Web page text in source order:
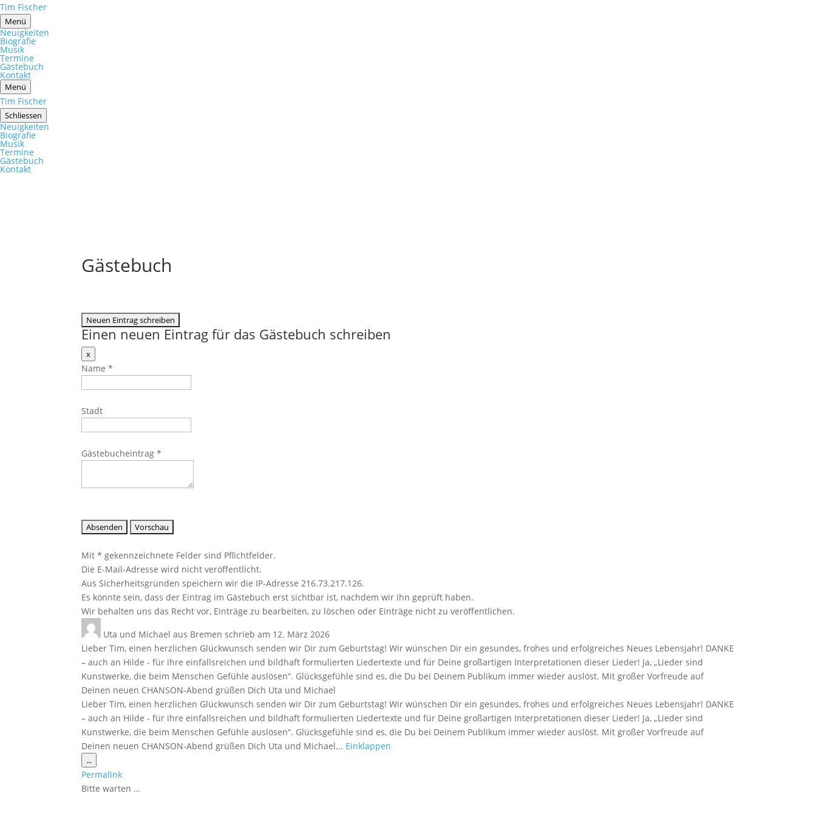
Tim Fischer
Menü
Neuigkeiten
Biografie
Musik
Termine
Gästebuch
Kontakt
Menü
Tim Fischer
Schliessen
Neuigkeiten
Biografie
Musik
Termine
Gästebuch
Kontakt
Gästebuch
Einen neuen Eintrag für das Gästebuch schreiben
xDieses
Formular
ausblenden
Name*
Stadt
Gästebucheintrag*
Mit * gekennzeichnete Felder sind Pflichtfelder.
Die E-Mail-Adresse wird nicht veröffentlicht.
Aus Sicherheitsgründen speichern wir die IP-Adresse 216.73.217.126.
Es könnte sein, dass der Eintrag im Gästebuch erst sichtbar ist, nachdem wir ihn geprüft haben.
Wir behalten uns das Recht vor, Einträge zu bearbeiten, zu löschen oder Einträge nicht zu veröffentlichen.
Uta und Michaelaus Bremen schrieb am 12. März 2026
Lieber Tim, einen herzlichen Glückwunsch senden wir Dir zum Geburtstag! Wir wünschen Dir ein gesundes, frohes und erfolgreiches Neues Lebensjahr! DANKE
– auch an Hilde - für ihre einfallsreichen und bildhaft formulierten Liedertexte und für Deine großartigen Interpretationen dieser Lieder! Ja, „Lieder sind
Kunstwerke, die beim Menschen Gefühle auslösen“. Glücksgefühle sind es, die Du bei Deinem Publikum immer wieder auslöst. Mit großer Vorfreude auf
Deinen neuen CHANSON-Abend grüßen Dich Uta und Michael
Lieber Tim, einen herzlichen Glückwunsch senden wir Dir zum Geburtstag! Wir wünschen Dir ein gesundes, frohes und erfolgreiches Neues Lebensjahr! DANKE
– auch an Hilde - für ihre einfallsreichen und bildhaft formulierten Liedertexte und für Deine großartigen Interpretationen dieser Lieder! Ja, „Lieder sind
Kunstwerke, die beim Menschen Gefühle auslösen“. Glücksgefühle sind es, die Du bei Deinem Publikum immer wieder auslöst. Mit großer Vorfreude auf
Deinen neuen CHANSON-Abend grüßen Dich Uta und Michael... Einklappen
...Diese
Metabox
Permalink
Bitte warten …